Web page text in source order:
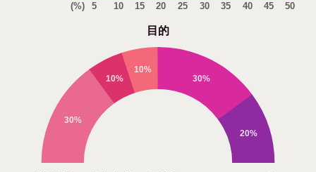
(%) 5 10 15 20 25 30 35 40 45 50
目的
30%
10%
10%
30%
20%